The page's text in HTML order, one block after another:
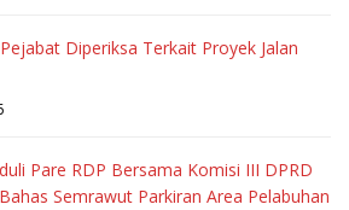
Diperiksa Terkait Proyek Jalan
Pare RDP Bersama Komisi III DPRD
Semrawut Parkiran Area Pelabuhan